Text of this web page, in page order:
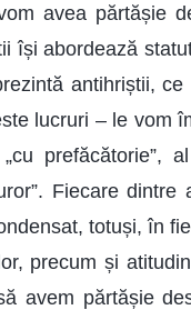
avea părtășie
își abordează
antihriștii,
lucruri – le vom
prefăcătorie”,
Fiecare
totuși, în
precum și
avem părtășie